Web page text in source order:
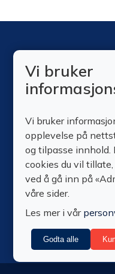
Meld deg på vårt
Meld deg på vårt
om nye produkter,
informasjon.
Vi bryr oss om
Personvernerklæring.
Vi bruker
Vi bruker
opplevelse på
og tilpasse
cookies du vil
ved å gå inn på
våre sider.
Les mer i vår
Godta alle